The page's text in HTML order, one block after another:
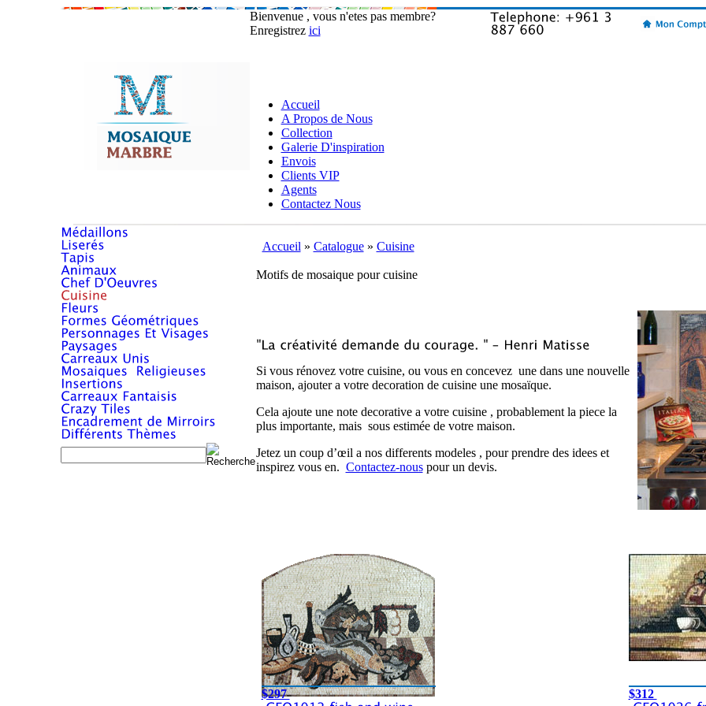
Bienvenue , vous n'etes pas membre?
Enregistrez ici
Accueil
A Propos de Nous
Collection
Galerie D'inspiration
Envois
Clients VIP
Agents
Contactez Nous
Accueil » Catalogue» Cuisine
Motifs de mosaique pour cuisine
Si vous rénovez votre cuisine, ou vous en concevez une dans une nouvelle
maison, ajouter a votre decoration de cuisine une mosaïque.
Cela ajoute une note decorative a votre cuisine , probablement la piece la
plus importante, mais sous estimée de votre maison.
Jetez un coup d’œil a nos differents modeles , pour prendre des idees et
inspirez vous en. Contactez-nouspour un devis.
$297 $312